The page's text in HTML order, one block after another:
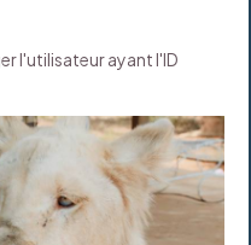
l'utilisateur ayant l'ID